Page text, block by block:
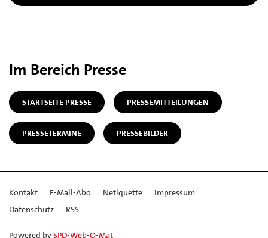
Im Bereich Presse
STARTSEITE PRESSE PRESSEMITTEILUNGEN
PRESSETERMINE PRESSEBILDER
Kontakt E-Mail-Abo Netiquette
Impressum
Datenschutz
RSS
Powered bySPD-Web-O-Mat